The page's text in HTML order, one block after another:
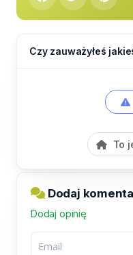
Czy zauważyłeś
To
Dodaj
Dodaj opinię